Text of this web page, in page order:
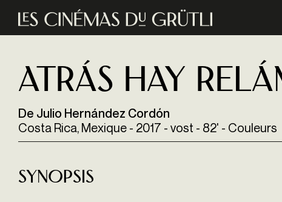
Aller au contenu principal
Atrás hay
De Julio Hernández Cordón
Costa Rica, Mexique - 2017 - vost - 82' - Couleurs
Synopsis